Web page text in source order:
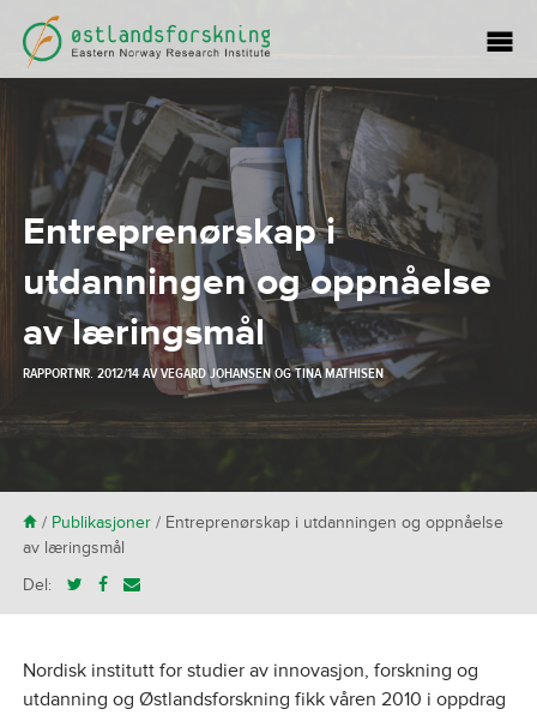
Entreprenørskap i
utdanningen og oppnåelse
av læringsmål
RAPPORTNR. 2012/14 AVVEGARD JOHANSENOGTINA MATHISEN
H/ Publikasjoner/ Entreprenørskap i utdanningen og oppnåelse
av læringsmål
Del:
Nordisk institutt for studier av innovasjon, forskning og
utdanning og Østlandsforskning fikk våren 2010 i oppdrag